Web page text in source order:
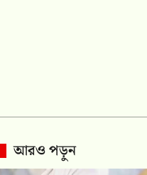
আরও পড়ুন